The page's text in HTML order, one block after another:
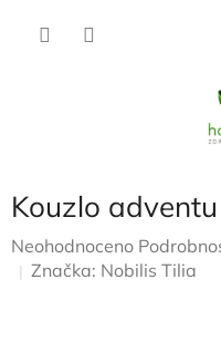
Kouzlo
Průměrné
hodnocení
Neohodnoceno
Značka: Nobilis Tilia